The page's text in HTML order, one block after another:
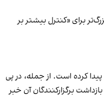
برای «کنترل بیشتر بر
کرده است. از جمله، در پی
برگزارکنندگان آن خبر